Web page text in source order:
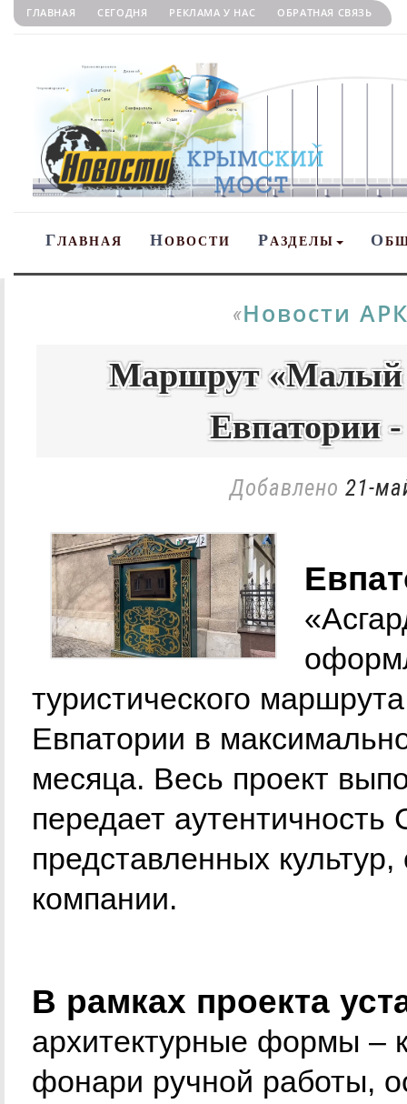
ГЛАВНАЯ СЕГОДНЯ РЕКЛАМА У НАС ОБРАТНАЯ СВЯЗЬ
ГЛАВНАЯ НОВОСТИ РАЗДЕЛЫ О
«Новости
Маршрут «Малый
Евпатории
Добавлено 21-
туристического
Евпатории в
месяца. Весь проект
передает аутентичность
представленных
компании.
В рамках проекта
архитектурные формы –
фонари ручной работы,